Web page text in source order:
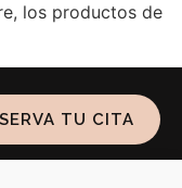
los productos de
TU CITA